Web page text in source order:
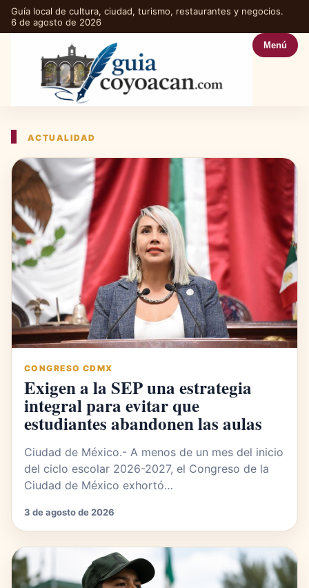
Guía local de cultura, ciudad, turismo, restaurantes y negocios.
6 de agosto de 2026
Menú
ACTUALIDAD
CONGRESO CDMX
Exigen a la SEP una estrategia
integral para evitar que
estudiantes abandonen las aulas
Ciudad de México.- A menos de un mes del inicio
del ciclo escolar 2026-2027, el Congreso de la
Ciudad de México exhortó…
3 de agosto de 2026